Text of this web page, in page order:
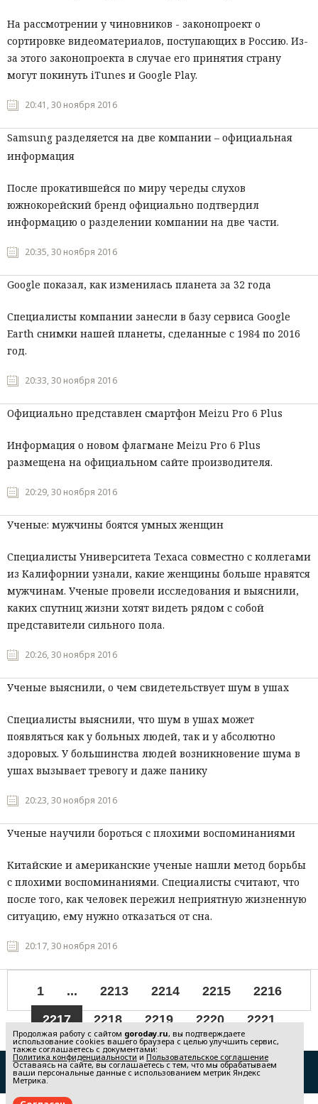
На рассмотрении у чиновников - законопроект о
сортировке видеоматериалов, поступающих в Россию. Из-
за этого законопроекта в случае его принятия страну
могут покинуть iTunes и Google Play.
20:41, 30 ноября 2016
Samsung разделяется на две компании – официальная
информация
После прокатившейся по миру череды слухов
южнокорейский бренд официально подтвердил
информацию о разделении компании на две части.
20:35, 30 ноября 2016
Google показал, как изменилась планета за 32 года
Специалисты компании занесли в базу сервиса Google
Earth снимки нашей планеты, сделанные с 1984 по 2016
год.
20:33, 30 ноября 2016
Официально представлен смартфон Meizu Pro 6 Plus
Информация о новом флагмане Meizu Pro 6 Plus
размещена на официальном сайте производителя.
20:29, 30 ноября 2016
Ученые: мужчины боятся умных женщин
Специалисты Университета Техаса совместно с коллегами
из Калифорнии узнали, какие женщины больше нравятся
мужчинам. Ученые провели исследования и выяснили,
каких спутниц жизни хотят видеть рядом с собой
представители сильного пола.
20:26, 30 ноября 2016
Ученые выяснили, о чем свидетельствует шум в ушах
Специалисты выяснили, что шум в ушах может
появляться как у больных людей, так и у абсолютно
здоровых. У большинства людей возникновение шума в
ушах вызывает тревогу и даже панику
20:23, 30 ноября 2016
Ученые научили бороться с плохими воспоминаниями
Китайские и американские ученые нашли метод борьбы
с плохими воспоминаниями. Специалисты считают, что
после того, как человек пережил неприятную жизненную
ситуацию, ему нужно отказаться от сна.
20:17, 30 ноября 2016
1 ... 2213 2214 2215
2216
2217
2218 2219 2220
2221
...
2396
Редакция
Реклама
Продолжая работу с сайтом goroday.ru, вы подтверждаете
использование cookies вашего браузера с целью улучшить сервис,
также соглашаетесь с документами:
Политика конфиденциальности и Пользовательское соглашение
Оставаясь на сайте, вы соглашаетесь с тем, что мы обрабатываем
ваши персональные данные с использованием метрик Яндекс
Метрика.